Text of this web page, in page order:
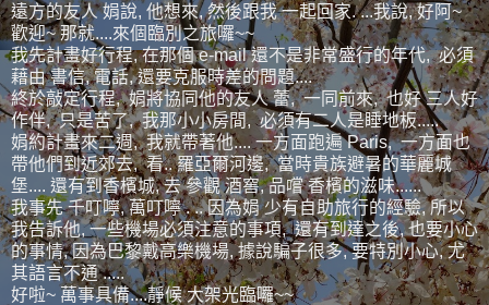
遠方的友人 娟說, 他想來, 然後跟我 一起回家. ...我說, 好阿~
歡迎~ 那就....來個臨別之旅囉~~
我先計畫好行程, 在那個 e-mail 還不是非常盛行的年代, 必須
藉由 書信, 電話, 還要克服時差的問題....
終於敲定行程, 娟將協同他的友人 蕾, 一同前來, 也好 三人好
作伴, 只是苦了, 我那小小房間, 必須有二人是睡地板.....
娟約計畫來二週, 我就帶著他.... 一方面跑遍 Paris, 一方面也
帶他們到近郊去, 看.. 羅亞爾河邊, 當時貴族避暑的華麗城
堡.... 還有到香檳城, 去 參觀 酒窖, 品嚐 香檳的滋味......
我事先 千叮嚀, 萬叮嚀 . .. 因為娟 少有自助旅行的經驗, 所以
我告訴他, 一些機場必須注意的事項, 還有到達之後, 也要小心
的事情, 因為巴黎戴高樂機場, 據說騙子很多, 要特別小心, 尤
其語言不通 .....
好啦~ 萬事具備....靜候 大架光臨囉~~